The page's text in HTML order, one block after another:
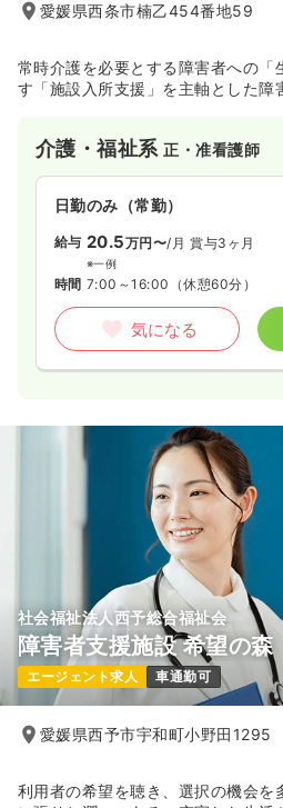
愛媛県西条市楠乙454番地59
常時介護を必要とする障害者への「
す「施設入所支援」を主軸とした障
介護・福祉系正・准看護師
日勤のみ（常勤）
給与 20.5万円〜/月 賞与3ヶ月
※一例
時間 7:00～16:00 （休憩60分）
気になる
社会福祉法人西予総合福祉会
障害者支援施設 希望の森
エージェント求人 車通勤可
愛媛県西予市宇和町小野田1295
利用者の希望を聴き、選択の機会を